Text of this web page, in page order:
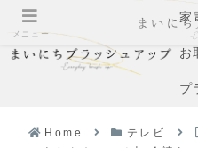
家
お
プ
Home テレビ
メニュー